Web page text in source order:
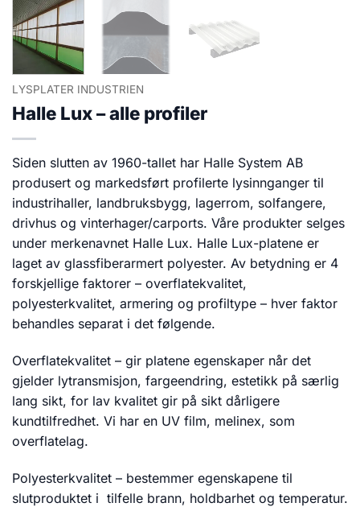
LYSPLATER INDUSTRIEN
Halle Lux – alle profiler
Siden slutten av 1960-tallet har Halle System AB
produsert og markedsført profilerte lysinnganger til
industrihaller, landbruksbygg, lagerrom, solfangere,
drivhus og vinterhager/carports. Våre produkter selges
under merkenavnet Halle Lux. Halle Lux-platene er
laget av glassfiberarmert polyester. Av betydning er 4
forskjellige faktorer – overflatekvalitet,
polyesterkvalitet, armering og profiltype – hver faktor
behandles separat i det følgende.
Overflatekvalitet – gir platene egenskaper når det
gjelder lytransmisjon, fargeendring, estetikk på særlig
lang sikt, for lav kvalitet gir på sikt dårligere
kundtilfredhet. Vi har en UV film, melinex, som
overflatelag.
Polyesterkvalitet – bestemmer egenskapene til
slutproduktet i tilfelle brann, holdbarhet og temperatur.